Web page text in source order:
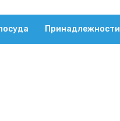
Принадлежности